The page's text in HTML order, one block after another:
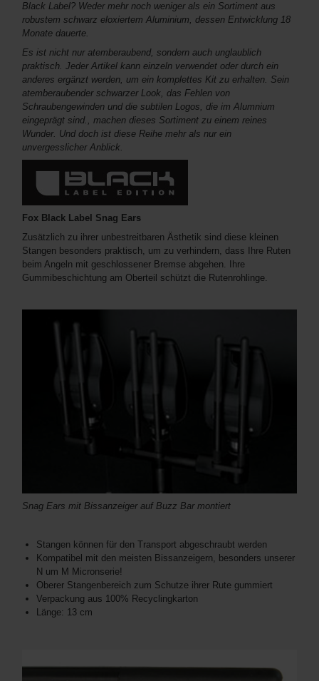
Black Label? Weder mehr noch weniger als ein Sortiment aus
robustem schwarz eloxiertem Aluminium, dessen Entwicklung 18
Monate dauerte.
Es ist nicht nur atemberaubend, sondern auch unglaublich
praktisch. Jeder Artikel kann einzeln verwendet oder durch ein
anderes ergänzt werden, um ein komplettes Kit zu erhalten. Sein
atemberaubender schwarzer Look, das Fehlen von
Schraubengewinden und die subtilen Logos, die im Alumnium
eingeprägt sind., machen dieses Sortiment zu einem reines
Wunder. Und doch ist diese Reihe mehr als nur ein
unvergesslicher Anblick.
Fox Black Label Snag Ears
Zusätzlich zu ihrer unbestreitbaren Ästhetik sind diese kleinen
Stangen besonders praktisch, um zu verhindern, dass Ihre Ruten
beim Angeln mit geschlossener Bremse abgehen. Ihre
Gummibeschichtung am Oberteil schützt die Rutenrohlinge.
Snag Ears mit Bissanzeiger auf Buzz Bar montiert
Stangen können für den Transport abgeschraubt werden
Kompatibel mit den meisten Bissanzeigern, besonders unserer
N um M Micronserie!
Oberer Stangenbereich zum Schutze ihrer Rute gummiert
Verpackung aus 100% Recyclingkarton
Länge: 13 cm